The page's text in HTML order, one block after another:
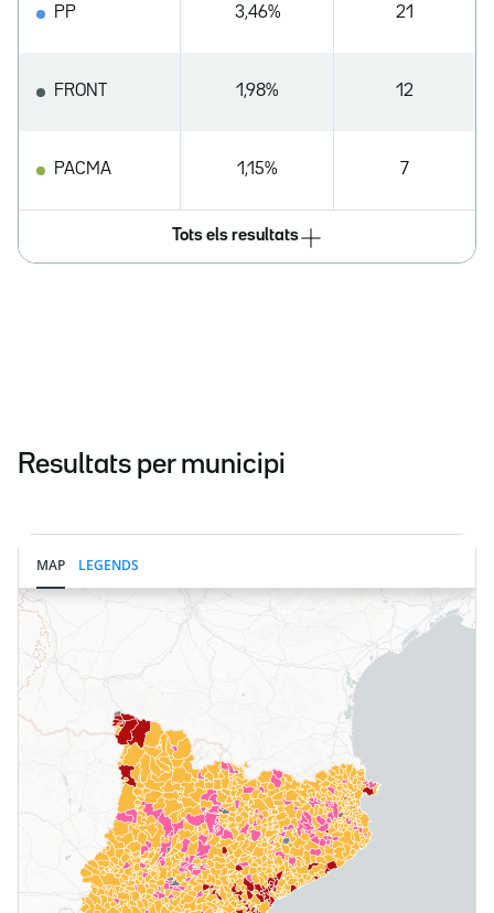
PP 3,46% 21
FRONT 1,98% 12
PACMA 1,15% 7
Tots els resultats
Resultats per municipi